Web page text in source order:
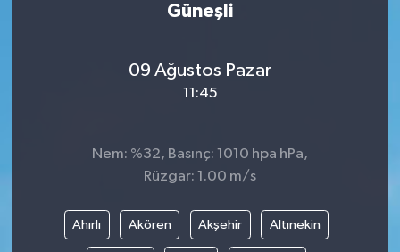
Güneşli
09 Ağustos Pazar
11:45
Nem: %32, Basınç: 1010 hpa hPa,
Rüzgar: 1.00 m/s
Ahırlı Akören Akşehir Altınekin